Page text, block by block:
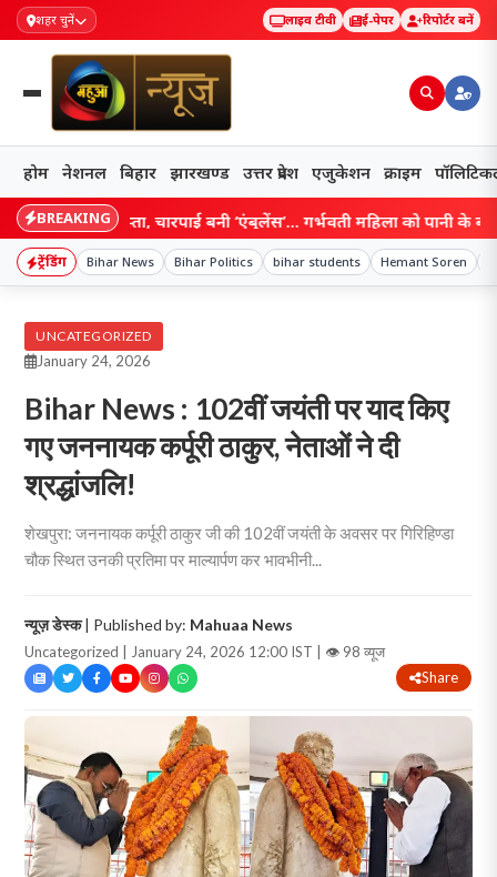
शहर चुनें लाइव टीवी ई-पेपर रिपोर्टर बनें
होम नेशनल बिहार झारखण्ड उत्तर प्रदेश एजुकेशन क्राइम
BREAKING
का रास्ता, चारपाई बनी ‘एंबुलेंस’… गर्भवती महिला को पानी के बीच
ट्रेंडिंग Bihar News Bihar Politics bihar students Hemant Soren
UNCATEGORIZED
January 24, 2026
Bihar News : 102वीं जयंती पर याद किए
गए जननायक कर्पूरी ठाकुर, नेताओं ने दी
श्रद्धांजलि!
शेखपुरा: जननायक कर्पूरी ठाकुर जी की 102वीं जयंती के अवसर पर गिरिहिण्डा
चौक स्थित उनकी प्रतिमा पर माल्यार्पण कर भावभीनी...
न्यूज़ डेस्क| Published by: Mahuaa News
Uncategorized | January 24, 2026 12:00 IST | 👁 98 व्यूज
Share